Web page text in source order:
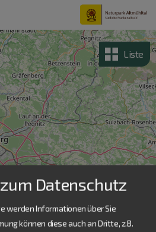
Liste
Datenschutz
werden Informationen über Sie
können diese auch an Dritte, z.B.